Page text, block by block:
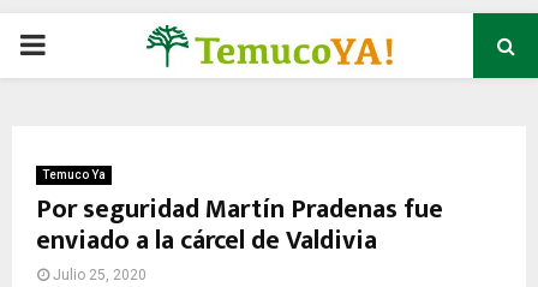
P
M
Temuco Ya
Por seguridad Martín Pradenas fue
enviado a la cárcel de Valdivia
Julio 25, 2020